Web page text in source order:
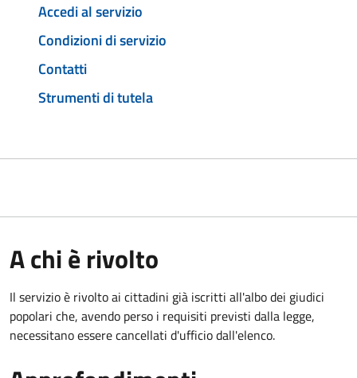
Accedi al servizio
Condizioni di servizio
Contatti
Strumenti di tutela
A chi è rivolto
Il servizio è rivolto ai cittadini già iscritti all'albo dei giudici
popolari che, avendo perso i requisiti previsti dalla legge,
necessitano essere cancellati d'ufficio dall'elenco.